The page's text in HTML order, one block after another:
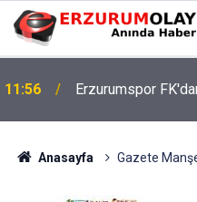
11:56 Erzurumspor
Anasayfa Gazete